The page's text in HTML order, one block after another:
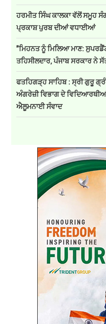
ਹਰਮੀਤ ਸਿੰਘ ਕਾਲਕਾ ਵੱਲੋਂ ਸਮੂਹ
ਪ੍ਰਕਾਸ਼ ਪੁਰਬ ਦੀਆਂ ਵਧਾਈਆਂ
"ਮਿਹਨਤ ਨੂੰ ਮਿਲਿਆ ਮਾਣ:
ਤਹਿਸੀਲਦਾਰ, ਪੰਜਾਬ ਸਰਕਾਰ ਨੇ
ਫਤਹਿਗੜ੍ਹ ਸਾਹਿਬ : ਸ੍ਰੀ ਗੁਰੂ
ਅੰਗਰੇਜ਼ੀ ਵਿਭਾਗ ਦੇ ਵਿਦਿਆਰਥੀਆਂ
ਐਲੂਮਨਾਈ ਸੰਵਾਦ